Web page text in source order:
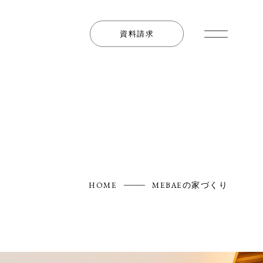
資料請求
HOME MEBAEの家づくり